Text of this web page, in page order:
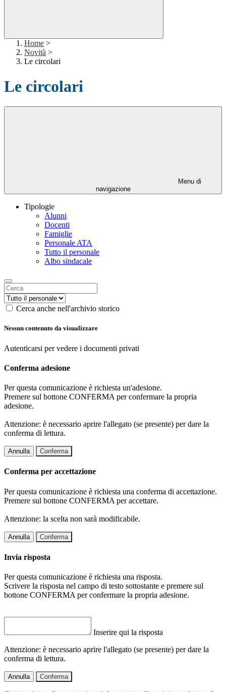
Home >
Novità >
Le circolari
Le circolari
Menu di
navigazione
Tipologie
Alunni
Docenti
Famiglie
Personale ATA
Tutto il personale
Albo sindacale
Cerca anche nell'archivio storico
Nessun contenuto da visualizzare
Autenticarsi per vedere i documenti privati
Conferma adesione
Per questa comunicazione è richiesta un'adesione.
Premere sul bottone CONFERMA per confermare la propria
adesione.
Attenzione: è necessario aprire l'allegato (se presente) per dare la
conferma di lettura.
Annulla Conferma
Conferma per accettazione
Per questa comunicazione è richiesta una conferma di accettazione.
Premere sul bottone CONFERMA per accettare.
Attenzione: la scelta non sarà modificabile.
Annulla Conferma
Invia risposta
Per questa comunicazione è richiesta una risposta.
Scrivere la risposta nel campo di testo sottostante e premere sul
bottone CONFERMA per confermare la propria adesione.
Inserire qui la risposta
Attenzione: è necessario aprire l'allegato (se presente) per dare la
conferma di lettura.
Annulla Conferma